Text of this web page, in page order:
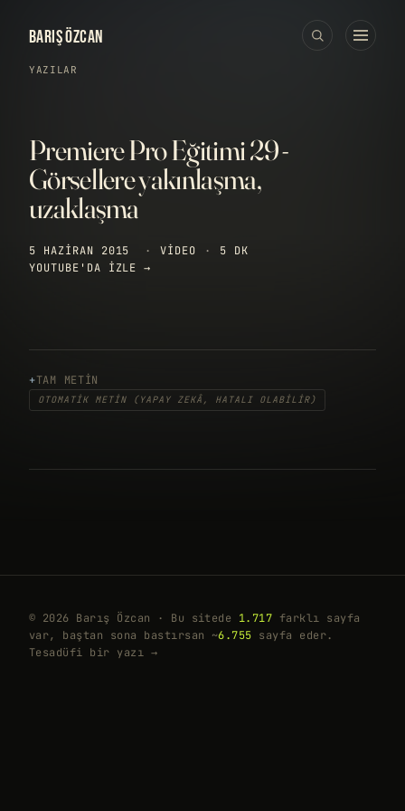
BARIŞ ÖZCAN
YAZILAR
Premiere Pro Eğitimi 29 -
Görsellere yakınlaşma,
uzaklaşma
5 HAZIRAN 2015 · VIDEO ·
5 DK
YOUTUBE'DA IZLE →
TAM METIN
OTOMATIK METIN (YAPAY ZEKÂ, HATALI OLABILIR)
© 2026 Barış Özcan · Bu sitede 1.717 farklı sayfa
var, baştan sona bastırsan ~6.755 sayfa eder.
Tesadüfi bir yazı →